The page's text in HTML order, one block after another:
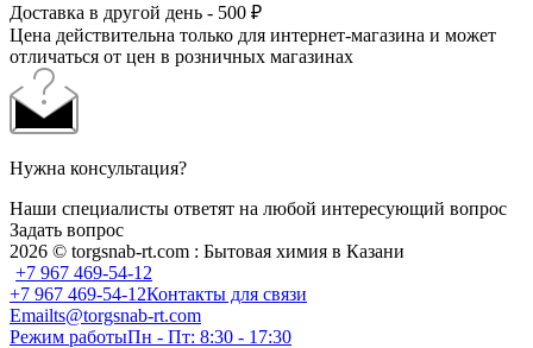
Доставка в другой день - 500 ₽
Цена действительна только для интернет-магазина и может
отличаться от цен в розничных магазинах
Нужна консультация?
Наши специалисты ответят на любой интересующий вопрос
Задать вопрос
2026 © torgsnab-rt.com : Бытовая химия в Казани
+7 967 469-54-12
+7 967 469-54-12Контакты для связи
Emailts@torgsnab-rt.com
Режим работыПн - Пт: 8:30 - 17:30